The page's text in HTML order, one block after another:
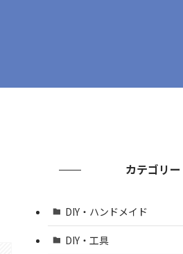
カテゴリー
DIY・ハンドメイド
DIY・工具